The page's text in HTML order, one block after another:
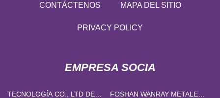
CONTÁCTENOS MAPA DEL SITIO
PRIVACY POLICY
EMPRESA SOCIA
TECNOLOGÍA CO., LTD DE FOSHAN WANRAY METALES